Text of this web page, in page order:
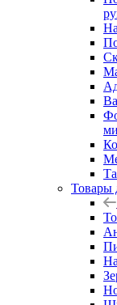
Товары